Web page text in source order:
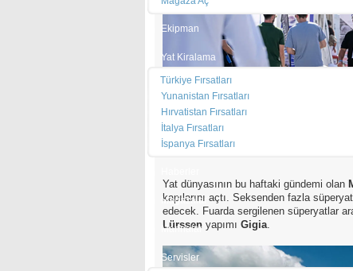
Ekipman
Yat Kiralama
Türkiye Fırsatları
Yunanistan Fırsatları
Hırvatistan Fırsatları
İtalya Fırsatları
İspanya Fırsatları
Mağazalar
Marinalar
Servisler
Yat dünyasının bu haftaki gündemi olan
kapılarını açtı. Seksenden fazla
edecek. Fuarda sergilenen süperyatlar
Lürssen yapımı Gigia.